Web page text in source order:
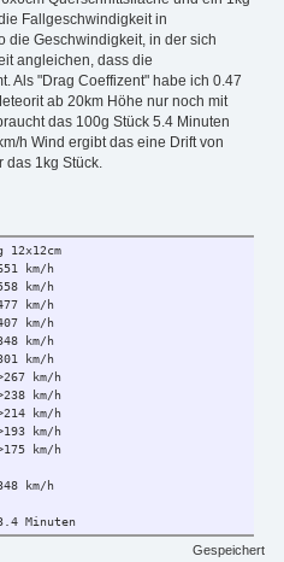
Fallgeschwindigkeit in
die Geschwindigkeit, in der sich
angleichen, dass die
Als "Drag Coeffizent" habe ich 0.47
ab 20km Höhe nur noch mit
das 100g Stück 5.4 Minuten
h Wind ergibt das eine Drift von
das 1kg Stück.
km/h
km/h
km/h
km/h
km/h
km/h
km/h
km/h
km/h
km/h
km/h
km/h
Drift
Gespeichert